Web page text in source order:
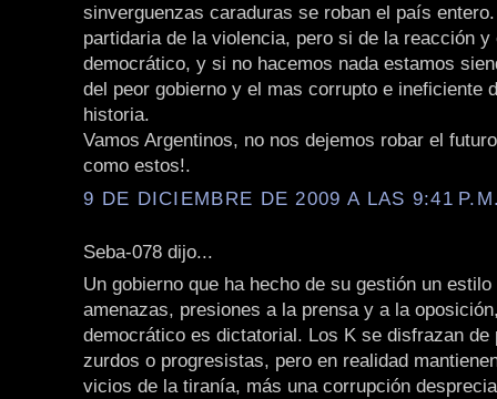
sinverguenzas caraduras se roban el país
partidaria de la violencia, pero si de la reacción y
democrático, y si no hacemos nada estamos
del peor gobierno y el mas corrupto e ineficiente
historia.
Vamos Argentinos, no nos dejemos robar el
como estos!.
9 DE DICIEMBRE DE 2009 A LAS 9:41
Seba-078 dijo...
Un gobierno que ha hecho de su gestión un
amenazas, presiones a la prensa y a la
democrático es dictatorial. Los K se disfrazan de
zurdos o progresistas, pero en realidad
vicios de la tiranía, más una corrupción